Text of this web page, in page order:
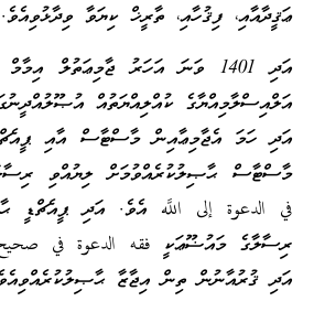
ޢަޤީދާއާއި، ފިޤުހާއި، ތާރީޚް ކިޔަވާ ވިދާޅުވިއެވެ.
އަދި 1401 ވަނަ އަހަރު
އަލްއިސްލާމިއްޔާގެ ކުއްލިއްޔަތުއް
އަދި ހަމަ އެޖާމިޢާއިން މާސްޓާސް އާއި
މާސްޓާސް ޙާޞިލުކުރެއްވުމަށް ލިޔުއްވި
في الدعوة إلى اللَّه އެވެ. އަދި
ރިސާލާގެ މައުޟޫޢަކީ فقه الدعوة في صحيح
އަދި ޤުރުއާނުން ތިން އިޖާޒާ